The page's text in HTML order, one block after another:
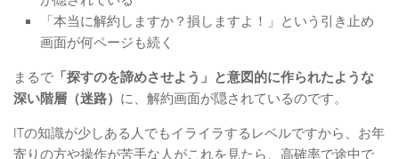
「本当に解約しますか？損しますよ！」という引き止め
画面が何ページも続く
まるで 「探すのを諦めさせよう」と意図的に作られたような
深い階層（迷路） に、解約画面が隠されているのです。
ITの知識が少しある人でもイライラするレベルですから、お年
寄りの方や操作が苦手な人がこれを見たら、高確率で途中で